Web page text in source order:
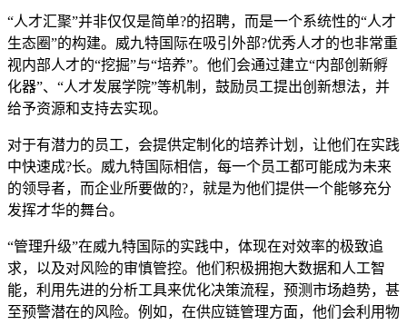
“人才汇聚”并非仅仅是简单?的招聘，而是一个系统性的“人才
生态圈”的构建。威九特国际在吸引外部?优秀人才的也非常重
视内部人才的“挖掘”与“培养”。他们会通过建立“内部创新孵
化器”、“人才发展学院”等机制，鼓励员工提出创新想法，并
给予资源和支持去实现。
对于有潜力的员工，会提供定制化的培养计划，让他们在实践
中快速成?长。威九特国际相信，每一个员工都可能成为未来
的领导者，而企业所要做的?，就是为他们提供一个能够充分
发挥才华的舞台。
“管理升级”在威九特国际的实践中，体现在对效率的极致追
求，以及对风险的审慎管控。他们积极拥抱大数据和人工智
能，利用先进的分析工具来优化决策流程，预测市场趋势，甚
至预警潜在的风险。例如，在供应链管理方面，他们会利用物